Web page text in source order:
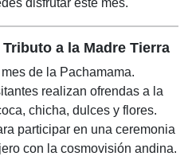
a la Madre Tierra
de la Pachamama.
realizan ofrendas a la
chicha, dulces y flores.
participar en una ceremonia
con la cosmovisión andina.